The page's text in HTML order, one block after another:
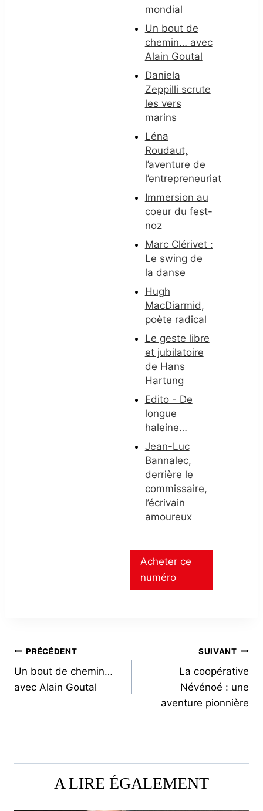
mondial
Un bout de
chemin… avec
Alain Goutal
Daniela
Zeppilli scrute
les vers
marins
Léna
Roudaut,
l’aventure de
l’entrepreneuriat
Immersion au
coeur du fest-
noz
Marc Clérivet :
Le swing de
la danse
Hugh
MacDiarmid,
poète radical
Le geste libre
et jubilatoire
de Hans
Hartung
Edito - De
longue
haleine…
Jean-Luc
Bannalec,
derrière le
commissaire,
l’écrivain
amoureux
Acheter ce
numéro
NAVIGATION
DE
PRÉCÉDENT
Un bout de chemin…
avec Alain Goutal
SUIVANT
La coopérative
Névénoé : une
aventure pionnière
A LIRE ÉGALEMENT